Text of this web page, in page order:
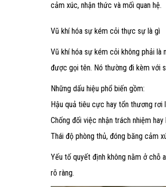
cảm xúc, nhận thức và mối quan hệ.
Vũ khí hóa sự kém cỏi thực sự là gì
Vũ khí hóa sự kém cỏi không phải là
được gọi tên. Nó thường đi kèm với
Những dấu hiệu phổ biến gồm:
Hậu quả tiêu cực hay tổn thương rơi
Chống đối việc nhận trách nhiệm hay
Thái độ phòng thủ, đóng băng cảm
Yếu tố quyết định không nằm ở chỗ
rõ ràng.